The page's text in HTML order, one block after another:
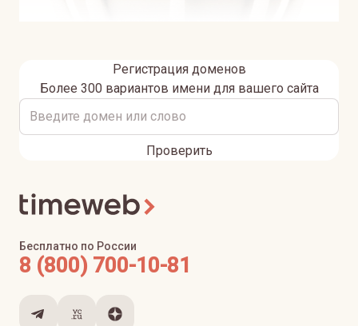
Регистрация доменов
Более 300 вариантов имени для вашего сайта
Проверить
Бесплатно по России
8 (800) 700-10-81